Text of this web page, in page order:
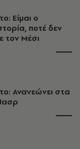
Είμαι ο
ποτέ δεν
τον Μέσι
Ανανεώνει στα